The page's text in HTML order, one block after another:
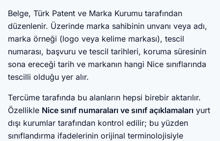
Belge, Türk Patent ve Marka Kurumu tarafından
düzenlenir. Üzerinde marka sahibinin unvanı veya adı,
marka örneği (logo veya kelime markası), tescil
numarası, başvuru ve tescil tarihleri, koruma süresinin
sona ereceği tarih ve markanın hangi Nice sınıflarında
tescilli olduğu yer alır.
Tercüme tarafında bu alanların hepsi birebir aktarılır.
Özellikle Nice sınıf numaraları ve sınıf açıklamaları yurt
dışı kurumlar tarafından kontrol edilir; bu yüzden
sınıflandırma ifadelerinin orijinal terminolojisiyle